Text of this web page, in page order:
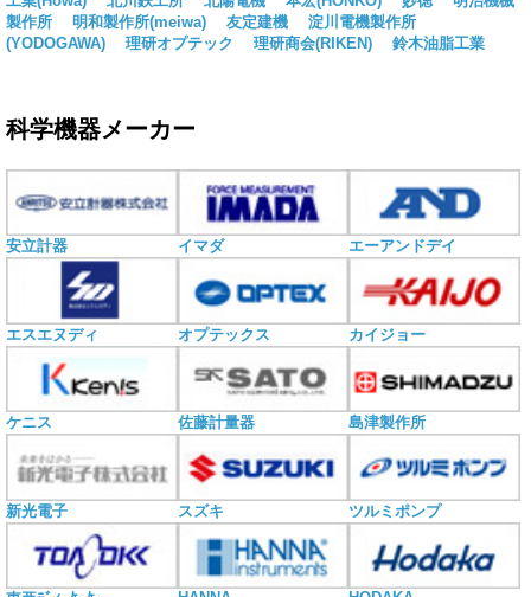
製作所
明和製作所(meiwa) 友定建機
淀川電機製作所
(YODOGAWA)
理研オプテック 理研商会(RIKEN) 鈴木油脂工業
科学機器メーカー
安立計器 イマダ エーアンドデイ
エスエヌディ オプテックス カイジョー
ケニス 佐藤計量器 島津製作所
新光電子 スズキ ツルミポンプ